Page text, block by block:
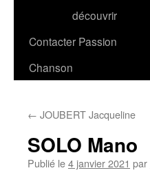
découvrir
Contacter Passion
Chanson
← JOUBERT Jacqueline
SOLO Mano
Publié le4 janvier 2021 par